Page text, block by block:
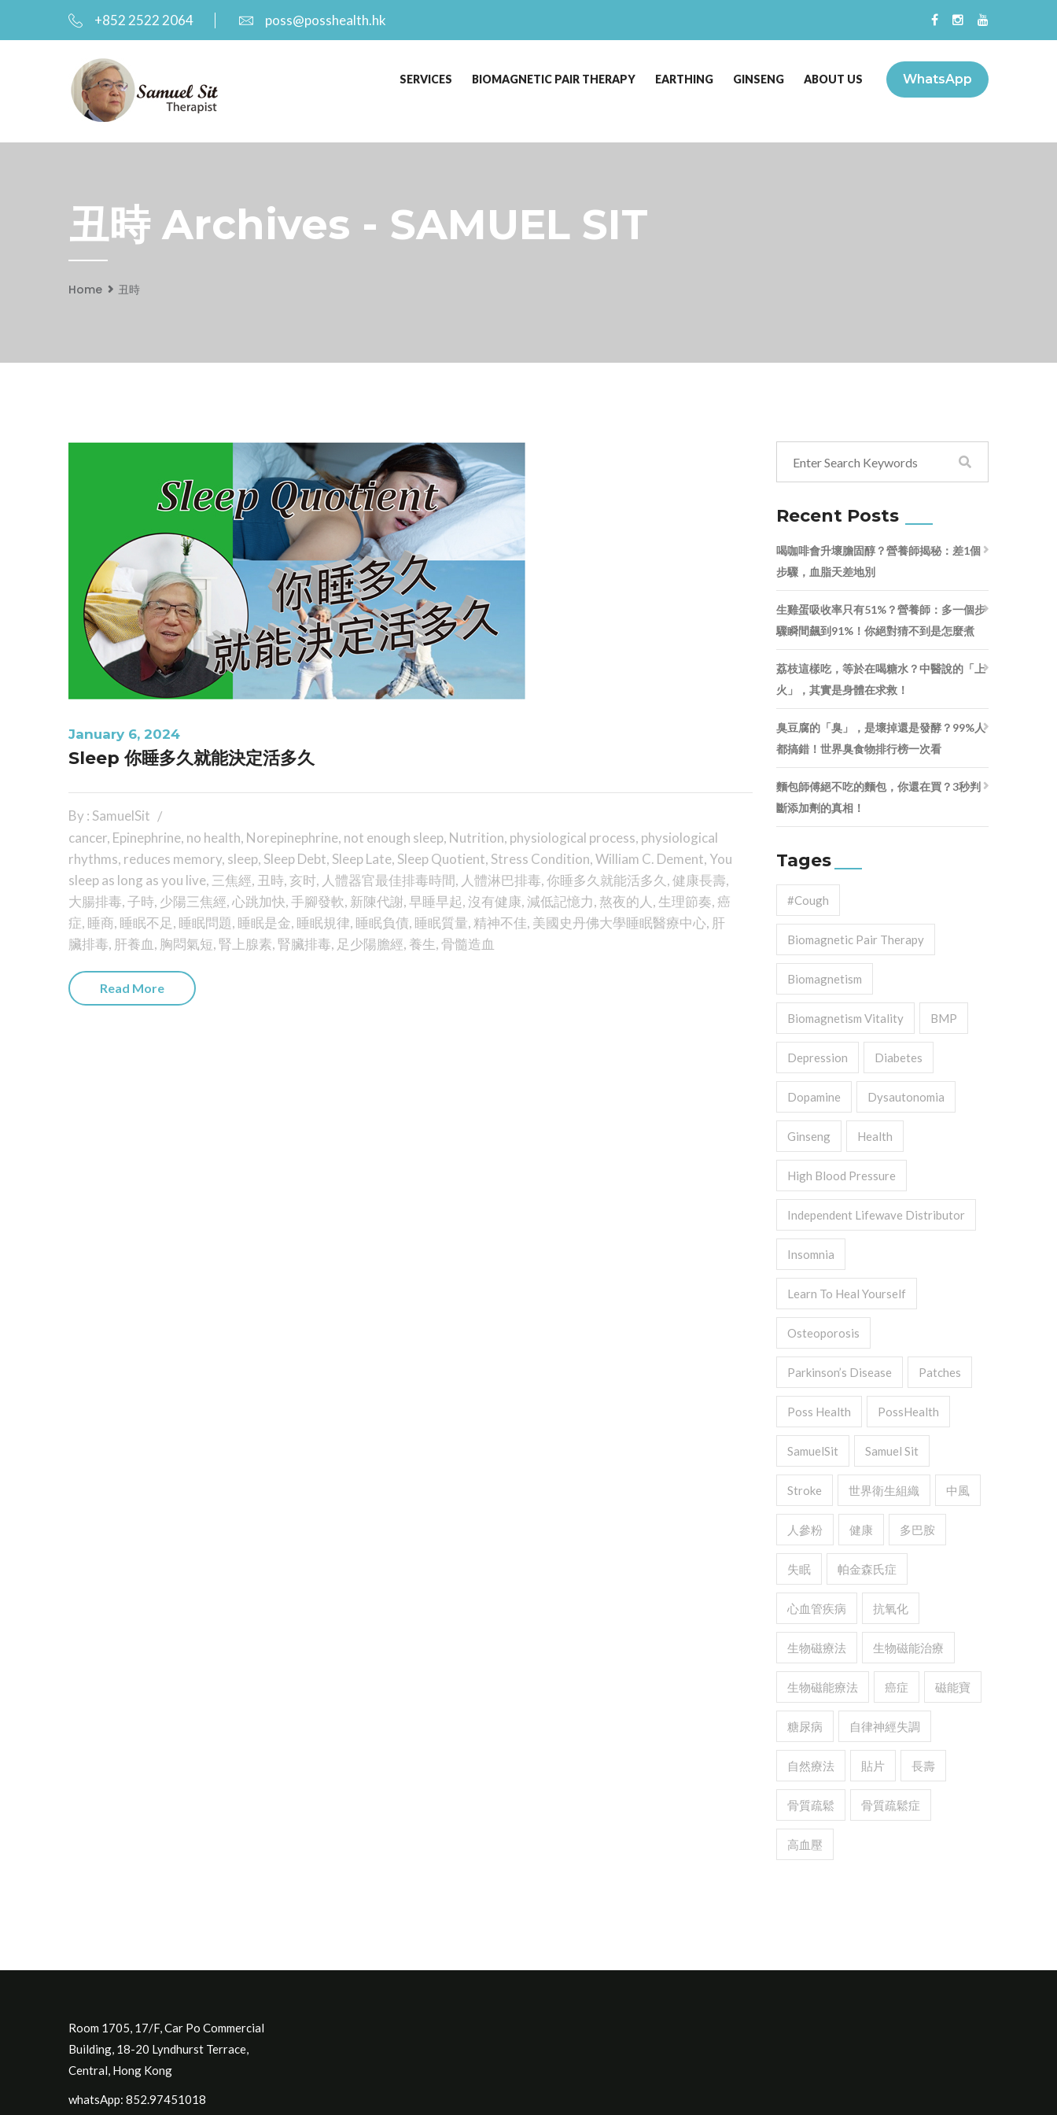
+852 2522 2064 poss@posshealth.hk
WhatsApp
SERVICES BIOMAGNETIC PAIR THERAPY EARTHING GINSENG ABOUT US
丑時 Archives - SAMUEL SIT
Home 丑時
January 6, 2024
Sleep 你睡多久就能決定活多久
By : SamuelSit
cancer, Epinephrine, no health, Norepinephrine, not enough sleep, Nutrition, physiological process, physiological
rhythms, reduces memory, sleep, Sleep Debt, Sleep Late, Sleep Quotient, Stress Condition,William C. Dement, You
sleep as long as you live, 三焦經, 丑時,亥时, 人體器官最佳排毒時間, 人體淋巴排毒,你睡多久就能活多久 ,健康長壽,
大腸排毒,子時, 少陽三焦經,心跳加快,手腳發軟, 新陳代謝,早睡早起, 沒有健康, 減低記憶力,熬夜的人 , 生理節奏,癌
症, 睡商, 睡眠不足, 睡眠問題, 睡眠是金, 睡眠規律, 睡眠負債, 睡眠質量, 精神不佳, 美國史丹佛大學睡眠醫療中心, 肝
臟排毒, 肝養血, 胸悶氣短, 腎上腺素, 腎臟排毒, 足少陽膽經, 養生,骨髓造血
Read More
Recent Posts
喝咖啡會升壞膽固醇？營養師揭秘：差1個
步驟，血脂天差地別
生雞蛋吸收率只有51%？營養師：多一個步
驟瞬間飆到91%！你絕對猜不到是怎麼煮
荔枝這樣吃，等於在喝糖水？中醫說的「上
火」，其實是身體在求救！
臭豆腐的「臭」，是壞掉還是發酵？99%人
都搞錯！世界臭食物排行榜一次看
麵包師傅絕不吃的麵包，你還在買？3秒判
斷添加劑的真相！
Tages
#cough
Biomagnetic Pair Therapy
Biomagnetism
Biomagnetism Vitality BMP
Depression Diabetes
Dopamine Dysautonomia
Ginseng Health
High Blood Pressure
Independent Lifewave Distributor
Insomnia
Learn To Heal Yourself
Osteoporosis
Parkinson’s Disease Patches
Poss Health PossHealth
SamuelSit Samuel Sit
Stroke 世界衛生組織 中風
人參粉 健康 多巴胺
失眠 帕金森氏症
心血管疾病 抗氧化
生物磁療法 生物磁能治療
生物磁能療法 癌症 磁能寶
糖尿病 自律神經失調
自然療法 貼片 長壽
骨質疏鬆 骨質疏鬆症
高血壓
Room 1705, 17/F, Car Po Commercial
Building, 18-20 Lyndhurst Terrace,
Central, Hong Kong
whatsApp: 852.97451018